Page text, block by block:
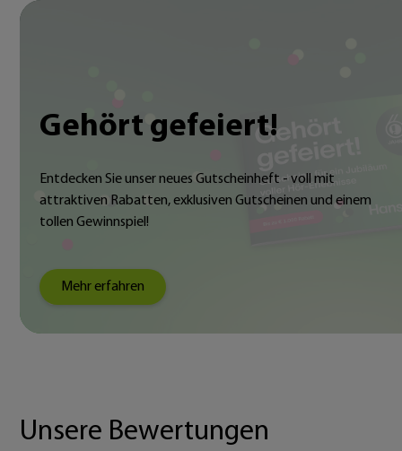
Gehört gefeiert!
Entdecken Sie unser neues Gutscheinheft - voll mit
attraktiven Rabatten, exklusiven Gutscheinen und einem
tollen Gewinnspiel!
Mehr erfahren
Unsere Bewertungen